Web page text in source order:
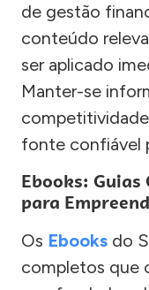
de gestão
conteúdo
ser aplicado
Manter-se
fonte confiável
Ebooks:
para
Os Ebooks do
completos que